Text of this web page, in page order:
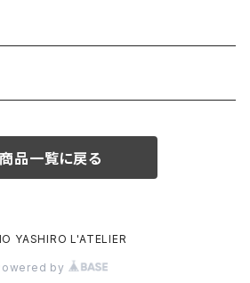
商品一覧に戻る
YASHIRO L'ATELIER
by